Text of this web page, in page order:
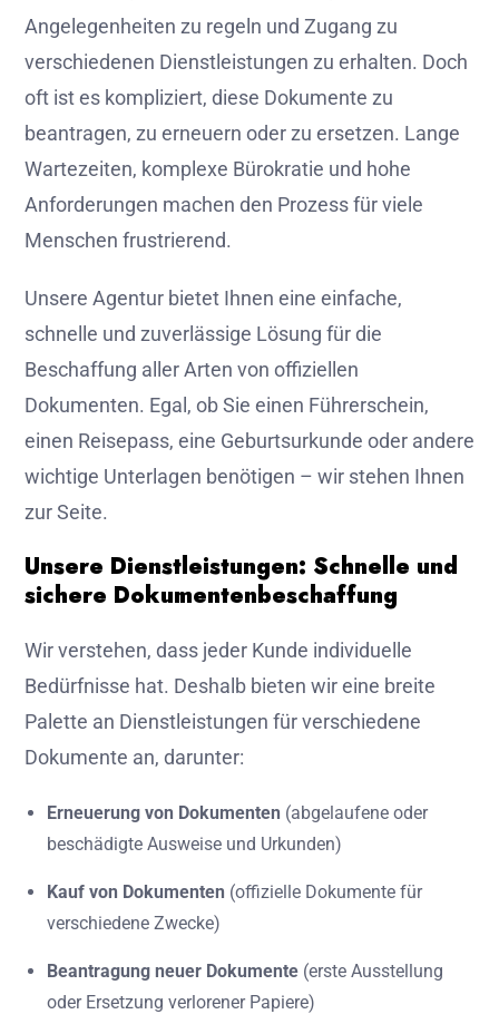
Angelegenheiten zu regeln und Zugang zu
verschiedenen Dienstleistungen zu erhalten. Doch
oft ist es kompliziert, diese Dokumente zu
beantragen, zu erneuern oder zu ersetzen. Lange
Wartezeiten, komplexe Bürokratie und hohe
Anforderungen machen den Prozess für viele
Menschen frustrierend.
Unsere Agentur bietet Ihnen eine einfache,
schnelle und zuverlässige Lösung für die
Beschaffung aller Arten von offiziellen
Dokumenten. Egal, ob Sie einen Führerschein,
einen Reisepass, eine Geburtsurkunde oder andere
wichtige Unterlagen benötigen – wir stehen Ihnen
zur Seite.
Unsere Dienstleistungen: Schnelle und
sichere Dokumentenbeschaffung
Wir verstehen, dass jeder Kunde individuelle
Bedürfnisse hat. Deshalb bieten wir eine breite
Palette an Dienstleistungen für verschiedene
Dokumente an, darunter:
Erneuerung von Dokumenten (abgelaufene oder
beschädigte Ausweise und Urkunden)
Kauf von Dokumenten (offizielle Dokumente für
verschiedene Zwecke)
Beantragung neuer Dokumente (erste Ausstellung
oder Ersetzung verlorener Papiere)